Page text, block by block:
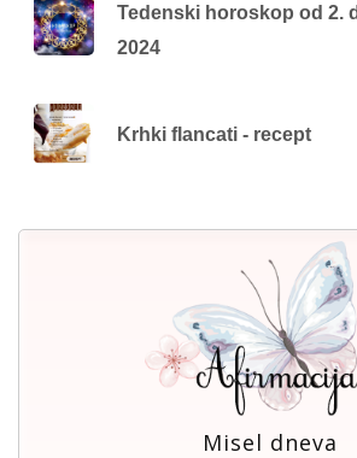
Tedenski horoskop od 2.
2024
Krhki flancati - recept
Misel dneva